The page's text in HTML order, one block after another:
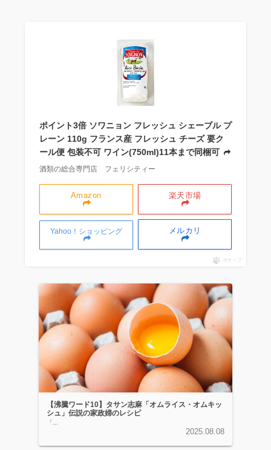
ポイント3倍 ソワニョン フレッシュ シェーブル プ
レーン 110g フランス産 フレッシュ チーズ 要ク
ール便 包装不可 ワイン(750ml)11本まで同梱可
酒類の総合専門店 フェリシティー
Amazon 楽天市場
Yahoo！ショッピング メルカリ
ポチップ
【沸騰ワード10】タサン志麻「オムライス・オムキッ
シュ」伝説の家政婦のレシピ
「...
2025.08.08